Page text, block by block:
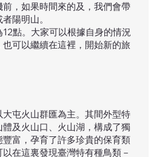
，如果時間來的及，我們會帶
陽明山。
點。大家可以根據自身的情況
可以繼續在這裡，開始新的旅
屯火山群匯為主。其間外型特
及火山口、火山湖，構成了獨
富，孕育了許多珍貴的保育類
在這裏發現臺灣特有種鳥類－